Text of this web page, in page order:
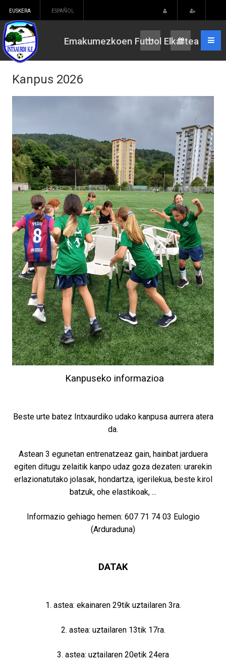
EUSKERA ESPAÑOL
Emakumezkoen Futbol Elkartea
Kanpus 2026
Kanpuseko informazioa
Beste urte batez Intxaurdiko udako kanpusa aurrera atera
da.
Astean 3 egunetan entrenatzeaz gain, hainbat jarduera
egiten ditugu zelaitik kanpo udaz goza dezaten: urarekin
erlazionatutako jolasak, hondartza, igerilekua, beste kirol
batzuk, ohe elastikoak, ...
Informazio gehiago hemen: 607 71 74 03 Eulogio
(Arduraduna)
DATAK
1. astea: ekainaren 29tik uztailaren 3ra.
2. astea: uztailaren 13tik 17ra.
3. astea: uztailaren 20etik 24era